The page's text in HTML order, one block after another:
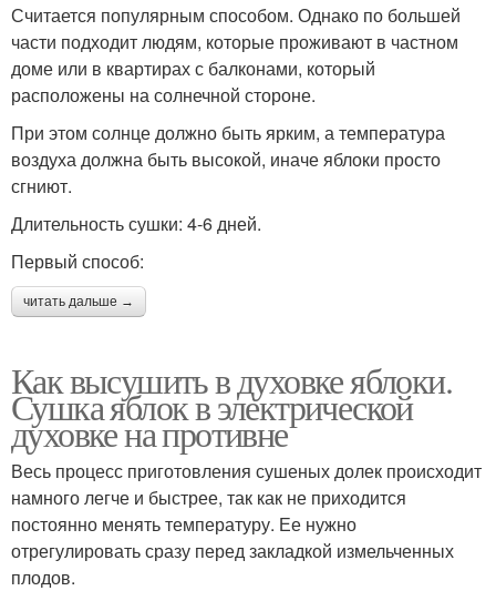
Считается популярным способом. Однако по большей
части подходит людям, которые проживают в частном
доме или в квартирах с балконами, который
расположены на солнечной стороне.
При этом солнце должно быть ярким, а температура
воздуха должна быть высокой, иначе яблоки просто
сгниют.
Длительность сушки: 4-6 дней.
Первый способ:
читать дальше →
Как высушить в духовке яблоки.
Сушка яблок в электрической
духовке на противне
Весь процесс приготовления сушеных долек происходит
намного легче и быстрее, так как не приходится
постоянно менять температуру. Ее нужно
отрегулировать сразу перед закладкой измельченных
плодов.